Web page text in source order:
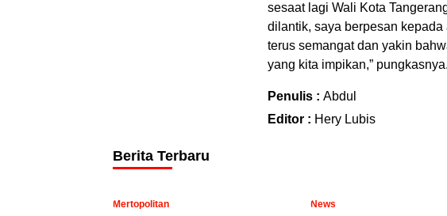
sesaat lagi Wali Kota
dilantik, saya berpesan
terus semangat dan yakin
yang kita impikan,” pungkasnya.
Penulis : Abdul
Editor : Hery Lubis
Berita Terbaru
Mertopolitan News